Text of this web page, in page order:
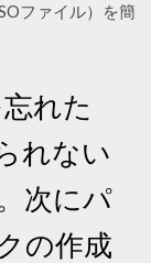
ファイル）を簡
れた
れない
次にパ
の作成